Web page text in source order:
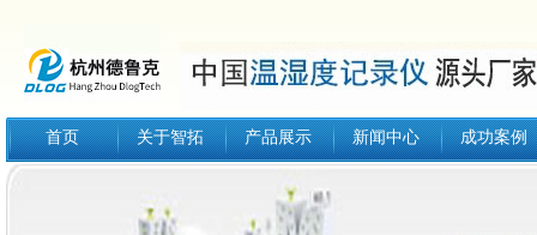
首页 关于智拓 产品展示 新闻中心 成功案例